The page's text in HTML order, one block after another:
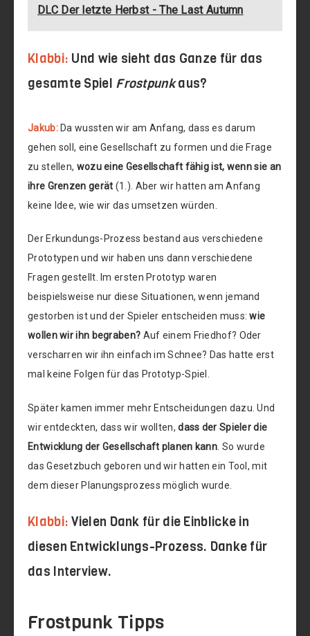
DLC Der letzte Herbst - The Last Autumn
Klabbi: Und wie sieht das Ganze für das
gesamte Spiel Frostpunkaus?
Jakub: Da wussten wir am Anfang, dass es darum
gehen soll, eine Gesellschaft zu formen und die Frage
zu stellen, wozu eine Gesellschaft fähig ist, wenn sie an
ihre Grenzen gerät (1.). Aber wir hatten am Anfang
keine Idee, wie wir das umsetzen würden.
Der Erkundungs-Prozess bestand aus verschiedene
Prototypen und wir haben uns dann verschiedene
Fragen gestellt. Im ersten Prototyp waren
beispielsweise nur diese Situationen, wenn jemand
gestorben ist und der Spieler entscheiden muss: wie
wollen wir ihn begraben? Auf einem Friedhof? Oder
verscharren wir ihn einfach im Schnee? Das hatte erst
mal keine Folgen für das Prototyp-Spiel.
Später kamen immer mehr Entscheidungen dazu. Und
wir entdeckten, dass wir wollten,dass der Spieler die
Entwicklung der Gesellschaft planen kann. So wurde
das Gesetzbuch geboren und wir hatten ein Tool, mit
dem dieser Planungsprozess möglich wurde.
Klabbi:Vielen Dank für die Einblicke in
diesen Entwicklungs-Prozess. Danke für
das Interview.
Frostpunk Tipps